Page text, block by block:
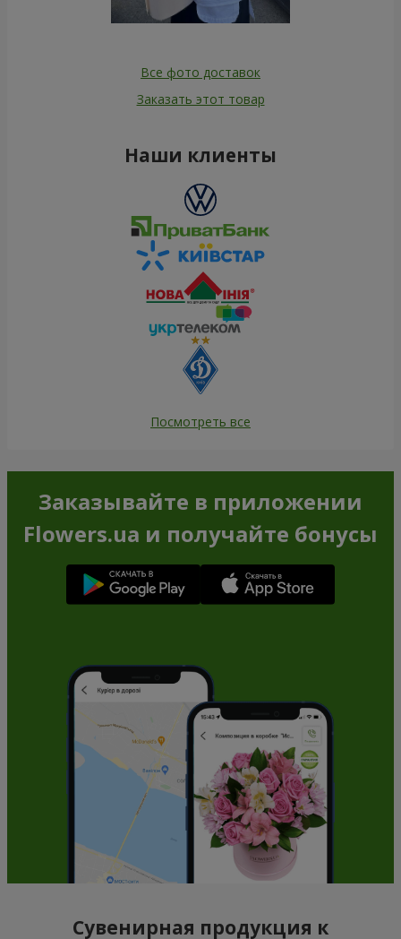
Все фото доставок
Заказать этот товар
Наши клиенты
Посмотреть все
Заказывайте в приложении
Flowers.ua и получайте бонусы
Сувенирная продукция к